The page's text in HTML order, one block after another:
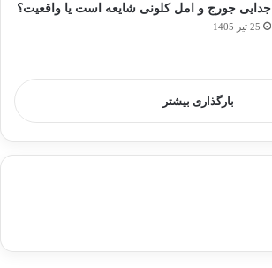
جدایی جورج و امل کلونی شایعه است یا واقعیت؟
25 تیر 1405
بارگذاری بیشتر